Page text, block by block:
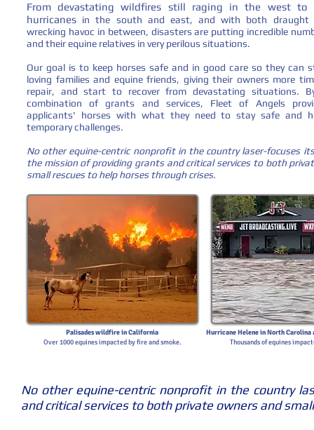
No other equine-centric nonprofit in the country
and critical services to both private owners and
From devastating wildfires still raging in the west to
hurricanes in the south and east, and with both draught
wrecking havoc in between, disasters are putting incredible
and their equine relatives in very perilous situations.
Our goal is to keep horses safe and in good care so they can
loving families and equine friends, giving their owners more
repair, and start to recover from devastating situations.
combination of grants and services, Fleet of Angels
applicants' horses with what they need to stay safe and
temporary challenges.
No other equine-centric nonprofit in the country laser-focuses
the mission of providing grants and critical services to both
small rescues to help horses through crises.
Palisades wildfire in California
Over 1000 equines impacted by fire and smoke.
Hurricane Helene in North Carolina
Thousands of equines